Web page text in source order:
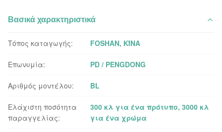
Βασικά χαρακτηριστικά
Τόπος καταγωγής: FOSHAN, ΚΊΝΑ
Επωνυμία: PD / PENGDONG
Αριθμός μοντέλου: BL
Ελάχιστη ποσότητα
παραγγελίας:
300 κλ για ένα πρότυπο, 3000 κλ
για ένα χρώμα